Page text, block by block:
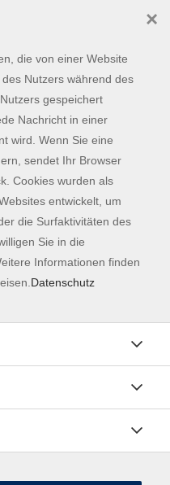
werden.
Kontaktformular
Impressum
AGB
Datenschutzerklärung
die von einer Website
Nutzers während des
gespeichert
Nachricht in einer
wird. Wenn Sie eine
sendet Ihr Browser
Cookies wurden als
entwickelt, um
die Surfaktivitäten des
Sie in die
Informationen finden
Datenschutz
×